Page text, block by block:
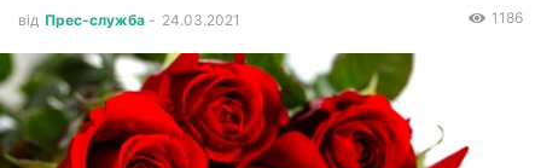
від Прес-служба - 24.03.2021 1186